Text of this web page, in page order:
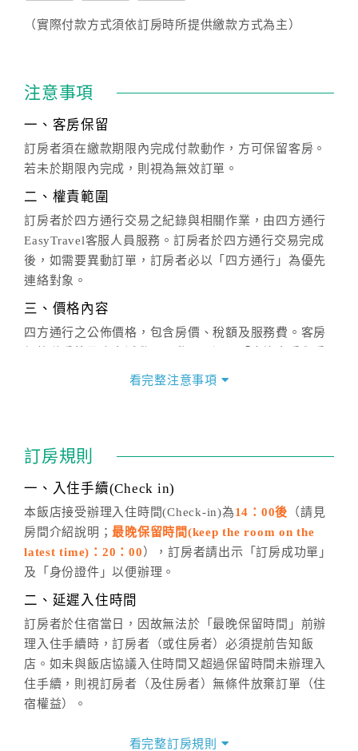
（實際付款方式須依訂房時所提供繳款方式為主）
注意事項
一、客房保留
訂房者須在繳款期限內完成付款動作，方可保留客房。
若未於期限內完成，則視為無效訂單。
二、權責範圍
訂房者於四方通行交易之紀錄與相關作業，由四方通行
EasyTravel客服人員服務。訂房者於四方通行交易完成
後，如需要異動訂單，訂房者必以「四方通行」為優先
連絡對象。
三、價格內容
四方通行之公佈價格，包含房價、稅額及服務費。客房
價」之當日價格為標準。
話方式異動訂單。
※非客服時間之申辦異動，皆為次日計算及辦理。
五、客服時間
週一至週日，上午9:00～晚上6:00
六、聯絡方式
(07)9682715 。
看完整注意事項
訂房規則
一、入住手續(Check in)
本飯店接受辦理入住時間(Check-in)為14：00後 （請見
房間介紹說明；最晚保留時間(keep the room on the
latest time)：20：00 ），訂房者請出示「訂房成功單」
及「身份證件」以便辦理。
二、延遲入住時間
訂房者於住宿當日，因故無法於「最晚保留時間」前辦
理入住手續時，訂房者（或住房者）必須提前告知飯
店。如未與飯店協議入住時間又超過保留時間未辦理入
住手續，則視訂房者（及住房者）無條件放棄訂單（住
宿權益）。
看完整訂房規則